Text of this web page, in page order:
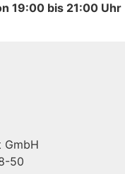
19:00 bis 21:00 Uhr
GmbH
50